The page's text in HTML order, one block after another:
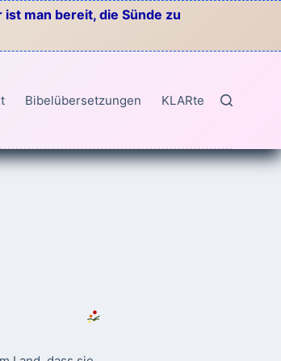
man bereit, die Sünde zu
Bibelübersetzungen KLARtext